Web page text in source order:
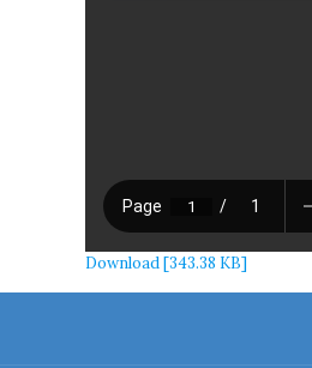
Download [343.38 KB]